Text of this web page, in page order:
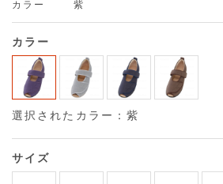
カラー
紫
カラー
選択されたカラー：紫
サイズ